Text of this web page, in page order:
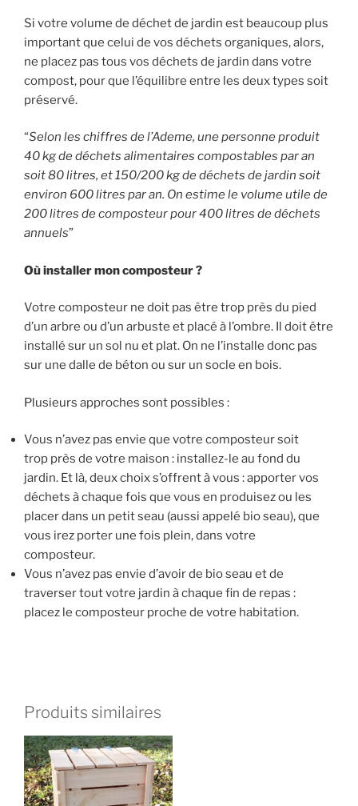
Si votre volume de déchet de jardin est beaucoup plus
important que celui de vos déchets organiques, alors,
ne placez pas tous vos déchets de jardin dans votre
compost, pour que l’équilibre entre les deux types soit
préservé.
“Selon les chiffres de l’Ademe, une personne produit
40 kg de déchets alimentaires compostables par an
soit 80 litres, et 150/200 kg de déchets de jardin soit
environ 600 litres par an. On estime le volume utile de
200 litres de composteur pour 400 litres de déchets
annuels”
Où installer mon composteur ?
Votre composteur ne doit pas être trop près du pied
d’un arbre ou d’un arbuste et placé à l’ombre. Il doit être
installé sur un sol nu et plat. On ne l’installe donc pas
sur une dalle de béton ou sur un socle en bois.
Plusieurs approches sont possibles :
Vous n’avez pas envie que votre composteur soit
trop près de votre maison : installez-le au fond du
jardin. Et là, deux choix s’offrent à vous : apporter vos
déchets à chaque fois que vous en produisez ou les
placer dans un petit seau (aussi appelé bio seau), que
vous irez porter une fois plein, dans votre
composteur.
Vous n’avez pas envie d’avoir de bio seau et de
traverser tout votre jardin à chaque fin de repas :
placez le composteur proche de votre habitation.
Produits similaires